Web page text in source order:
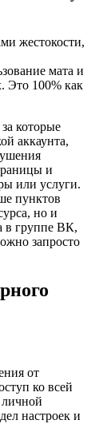
жестокости,
мата и
Это 100% как
которые
аккаунта,
и
или услуги.
пунктов
но и
в группе ВК,
запросто
от
ко всей
настроек и